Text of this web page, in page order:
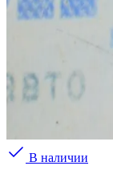
В наличии